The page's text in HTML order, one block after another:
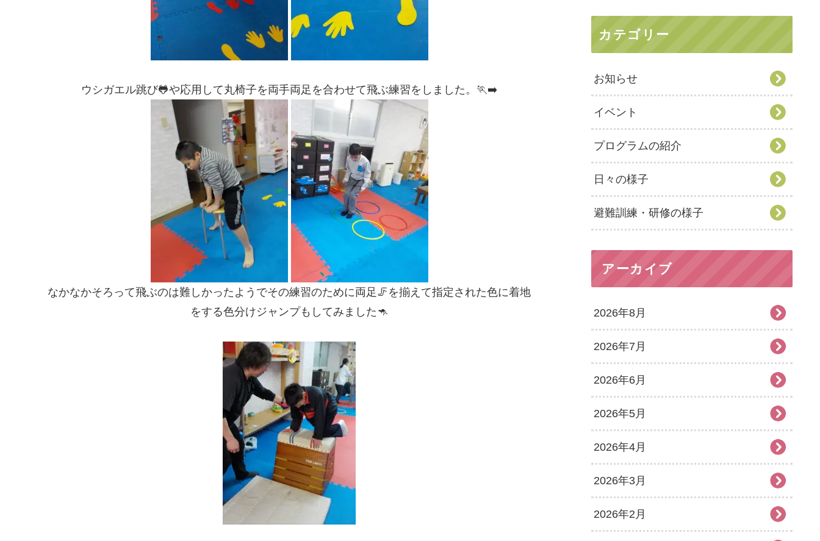
ウシガエル跳び🐸や応用して丸椅子を両手両足を合わせて飛ぶ練習をしました。🏃‍➡️
なかなかそろって飛ぶのは難しかったようでその練習のために両足🦵を揃えて指定された色に着地
をする色分けジャンプもしてみました🦘
カテゴリー
お知らせ
イベント
プログラムの紹介
日々の様子
避難訓練・研修の様子
アーカイブ
2026年8月
2026年7月
2026年6月
2026年5月
2026年4月
2026年3月
2026年2月